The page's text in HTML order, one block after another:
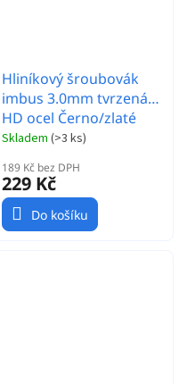
Hliníkový šroubovák
imbus 3.0mm tvrzená
HD ocel Černo/zlaté
Skladem (>3 ks)
189 Kč bez DPH
229 Kč
Do košíku